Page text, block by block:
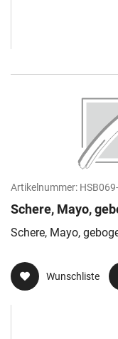
Artikelnummer:
Schere, Mayo,
Schere, Mayo,
Wunschliste